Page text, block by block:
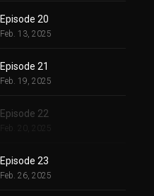
Episode 20
Feb. 13, 2025
Episode 21
Feb. 19, 2025
Episode 22
Feb. 20, 2025
Episode 23
Feb. 26, 2025